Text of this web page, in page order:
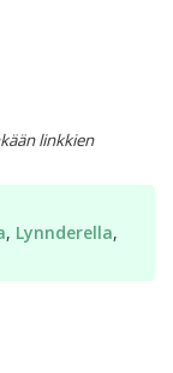
linkkien
, Lynnderella,